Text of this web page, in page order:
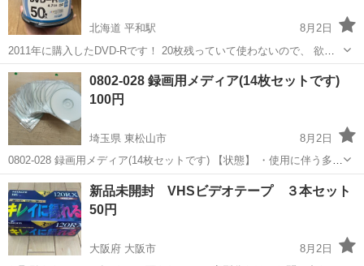
北海道 平和駅
8月2日
2011年に購入したDVD-Rです！ 20枚残っていて使わないので、 欲し
い方よろしくお願い致します！ 問題なく録画もできていたので問題な
いかと思います！
北海道 札幌市 映像プレーヤー、レコーダー
DVD
0802-028 録画用メディア(14枚セットです)
100円
埼玉県 東松山市
8月2日
0802-028 録画用メディア(14枚セットです) 【状態】 ・使用に伴う多少
のスレ、キズ、落としきれない汚れなどございます ・詳細は現地でご
確認ください ・お値引きは出来かねますのでご了承願います ※中...
埼玉 東松山市 映像プレーヤー、レコーダー 現地
新品未開封 VHSビデオテープ ３本セット
50円
大阪府 大阪市
8月2日